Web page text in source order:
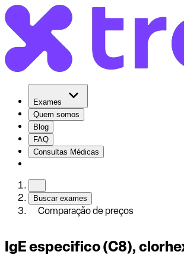
Exames
Quem somos
Blog
FAQ
Consultas Médicas
Buscar exames
Comparação de preços
IgE especifico (C8),